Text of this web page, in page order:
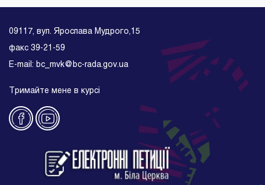
09117, вул. Ярослава Мудрого,15
факс 39-21-59
E-mail: bc_mvk@bc-rada.gov.ua
Тримайте мене в курсі